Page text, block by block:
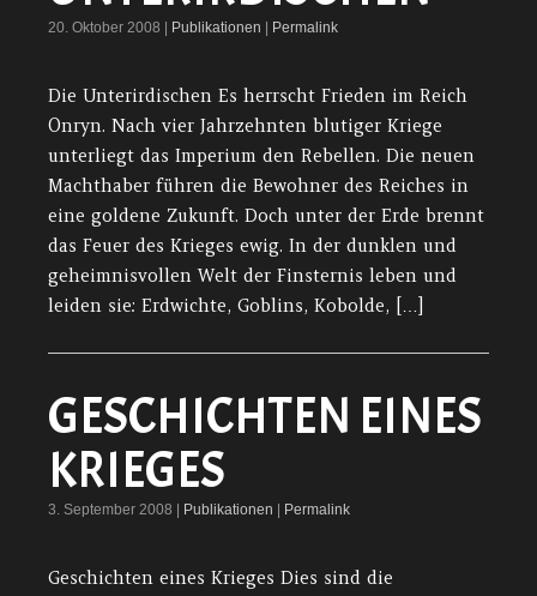
20. Oktober 2008 | Publikationen Permalink
Die Unterirdischen Es herrscht Frieden im Reich
Onryn. Nach vier Jahrzehnten blutiger Kriege
unterliegt das Imperium den Rebellen. Die neuen
Machthaber führen die Bewohner des Reiches in
eine goldene Zukunft. Doch unter der Erde brennt
das Feuer des Krieges ewig. In der dunklen und
geheimnisvollen Welt der Finsternis leben und
leiden sie: Erdwichte, Goblins, Kobolde, […]
GESCHICHTEN EINES
KRIEGES
3. September 2008 | Publikationen Permalink
Geschichten eines Krieges Dies sind die